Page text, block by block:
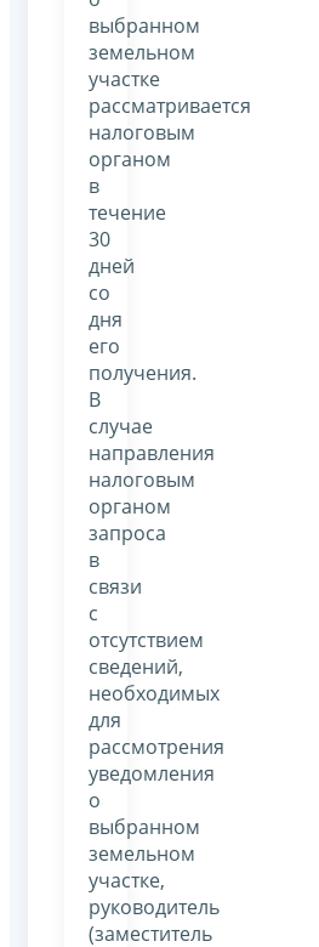
выбранном
земельном
участке
рассматривается
налоговым
органом
в
течение
30
дней
со
дня
его
получения.
В
случае
направления
налоговым
органом
запроса
в
связи
с
отсутствием
сведений,
необходимых
для
рассмотрения
уведомления
о
выбранном
земельном
участке,
руководитель
(заместитель